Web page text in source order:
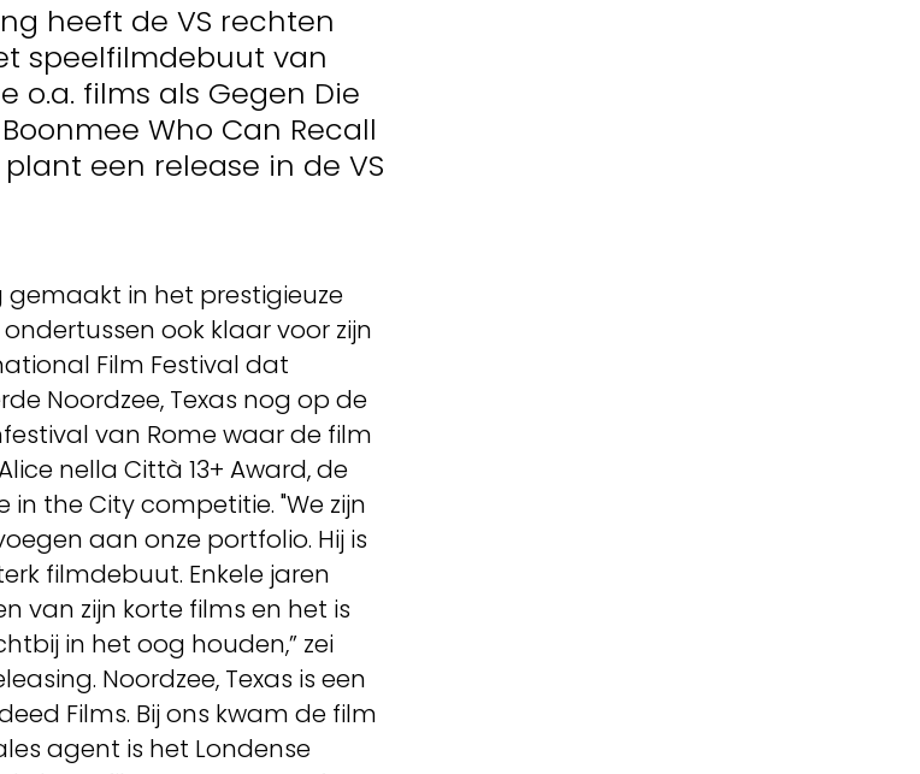
heeft de VS rechten
speelfilmdebuut van
o.a. films als Gegen Die
Who Can Recall
een release in de VS
gemaakt in het prestigieuze
ook klaar voor zijn
Film Festival dat
Noordzee, Texas nog op de
van Rome waar de film
nella Città 13+ Award, de
the City competitie. "We zijn
aan onze portfolio. Hij is
filmdebuut. Enkele jaren
van zijn korte films en het is
in het oog houden,” zei
Noordzee, Texas is een
Films. Bij ons kwam de film
agent is het Londense